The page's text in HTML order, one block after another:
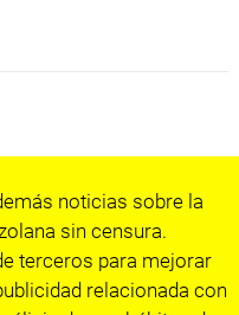
noticias sobre la
sin censura.
terceros para mejorar
relacionada con